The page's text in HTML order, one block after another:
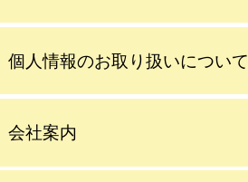
個人情報のお取り扱いについて
会社案内